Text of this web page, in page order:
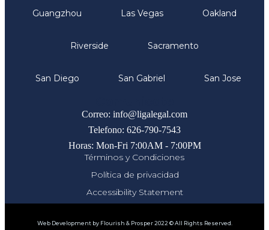
Guangzhou Las Vegas Oakland
Riverside Sacramento
San Diego San Gabriel San Jose
Correo: info@ligalegal.com
Telefono: 626-790-7543
Horas: Mon-Fri 7:00AM - 7:00PM
Términos y Condiciones
Política de privacidad
Accessibility Statement
Web Development by Flourish & Prosper 2022 © All Rights Reserved.